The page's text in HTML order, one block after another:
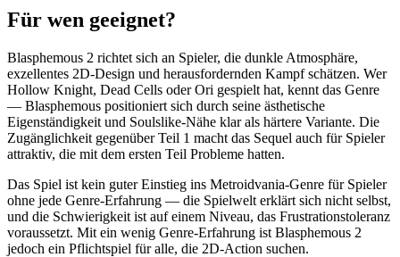
Für wen geeignet?
Blasphemous 2 richtet sich an Spieler, die dunkle Atmosphäre,
exzellentes 2D-Design und herausfordernden Kampf schätzen. Wer
Hollow Knight, Dead Cells oder Ori gespielt hat, kennt das Genre
— Blasphemous positioniert sich durch seine ästhetische
Eigenständigkeit und Soulslike-Nähe klar als härtere Variante. Die
Zugänglichkeit gegenüber Teil 1 macht das Sequel auch für Spieler
attraktiv, die mit dem ersten Teil Probleme hatten.
Das Spiel ist kein guter Einstieg ins Metroidvania-Genre für Spieler
ohne jede Genre-Erfahrung — die Spielwelt erklärt sich nicht selbst,
und die Schwierigkeit ist auf einem Niveau, das Frustrationstoleranz
voraussetzt. Mit ein wenig Genre-Erfahrung ist Blasphemous 2
jedoch ein Pflichtspiel für alle, die 2D-Action suchen.